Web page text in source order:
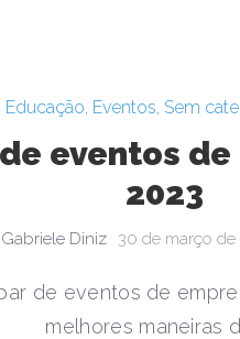
Educação, Eventos, Sem
eventos
2023
Gabriele Diniz 30 de março de
de eventos de
melhores maneiras